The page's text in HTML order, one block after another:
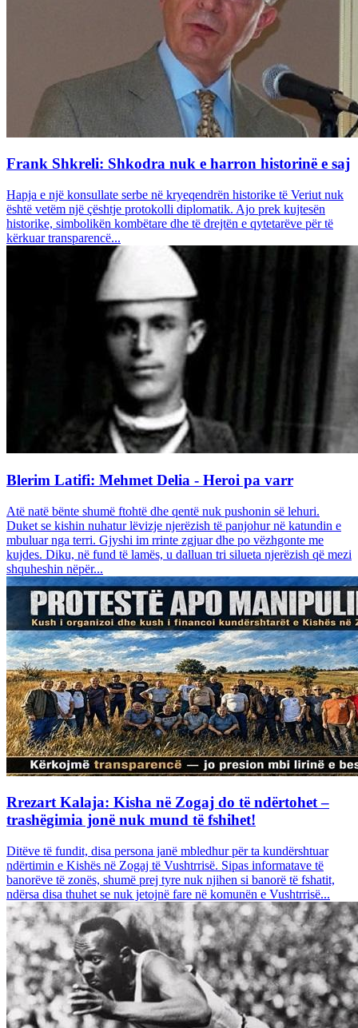
Frank Shkreli: Shkodra nuk e harron historinë e saj
Hapja e një konsullate serbe në kryeqendrën historike të Veriut nuk
është vetëm një çështje protokolli diplomatik. Ajo prek kujtesën
historike, simbolikën kombëtare dhe të drejtën e qytetarëve për të
kërkuar transparencë...
Blerim Latifi: Mehmet Delia - Heroi pa varr
Atë natë bënte shumë ftohtë dhe qentë nuk pushonin së lehuri.
Duket se kishin nuhatur lëvizje njerëzish të panjohur në katundin e
mbuluar nga terri. Gjyshi im rrinte zgjuar dhe po vëzhgonte me
kujdes. Diku, në fund të lamës, u dalluan tri silueta njerëzish që mezi
shquheshin nëpër...
Rrezart Kalaja: Kisha në Zogaj do të ndërtohet –
trashëgimia jonë nuk mund të fshihet!
Ditëve të fundit, disa persona janë mbledhur për ta kundërshtuar
ndërtimin e Kishës në Zogaj të Vushtrrisë. Sipas informatave të
banorëve të zonës, shumë prej tyre nuk njihen si banorë të fshatit,
ndërsa disa thuhet se nuk jetojnë fare në komunën e Vushtrrisë...